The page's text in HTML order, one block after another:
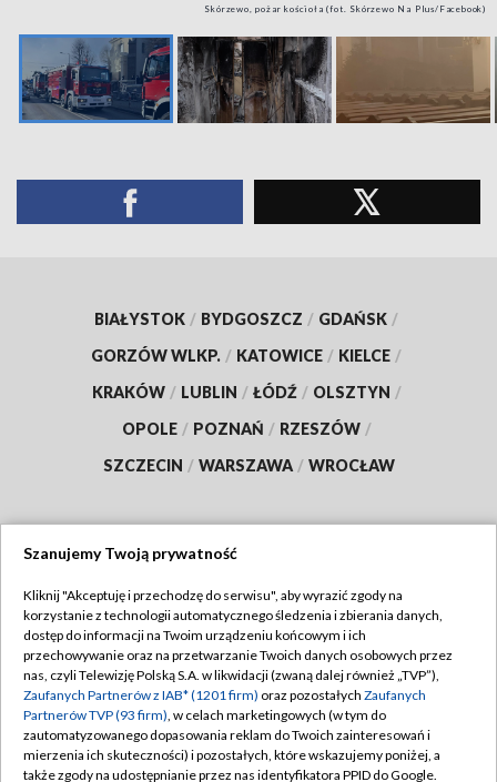
Skórzewo, pożar kościoła (fot. Skórzewo Na Plus/Facebook)
BIAŁYSTOK / BYDGOSZCZ / GDAŃSK /
GORZÓW WLKP. / KATOWICE / KIELCE /
KRAKÓW / LUBLIN / ŁÓDŹ / OLSZTYN /
OPOLE / POZNAŃ / RZESZÓW /
SZCZECIN / WARSZAWA / WROCŁAW
TVP
Abonament TVP
Emisja w TVP
Centrum informacji TVP
Naziemna Telewizja Cyfrowa
Regulamin TVP
Polityka prywatności
Moje zgody
Pomoc
Szanujemy Twoją prywatność
Kliknij "Akceptuję i przechodzę do serwisu", aby wyrazić zgody na
korzystanie z technologii automatycznego śledzenia i zbierania danych,
dostęp do informacji na Twoim urządzeniu końcowym i ich
przechowywanie oraz na przetwarzanie Twoich danych osobowych przez
nas, czyli Telewizję Polską S.A. w likwidacji (zwaną dalej również „TVP”),
Zaufanych Partnerów z IAB* (1201 firm) oraz pozostałych Zaufanych
Partnerów TVP (93 firm), w celach marketingowych (w tym do
zautomatyzowanego dopasowania reklam do Twoich zainteresowań i
mierzenia ich skuteczności) i pozostałych, które wskazujemy poniżej, a
także zgody na udostępnianie przez nas identyfikatora PPID do Google.